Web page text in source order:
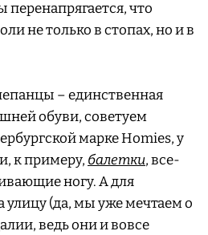
перенапрягается, что
не только в стопах, но и в
– единственная
обуви, советуем
марке Homies, у
к примеру, балетки, все-
ногу. А для
улицу (да, мы уже мечтаем о
ведь они и вовсе